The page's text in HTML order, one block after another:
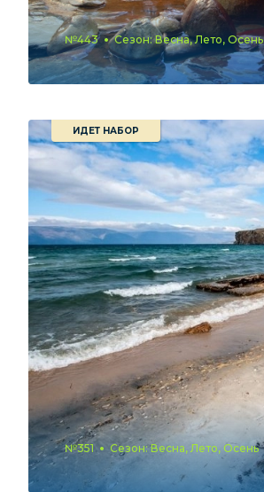
№443 Сезон: Весна, Лето, Осень
ИДЕТ НАБОР
№351 Сезон: Весна, Лето, Осень